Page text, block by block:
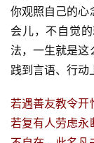
你观照自己的心
会儿，不自觉
法，一生就是这
践到言语、行动
若遇善友教令开
若复有人劳虑永